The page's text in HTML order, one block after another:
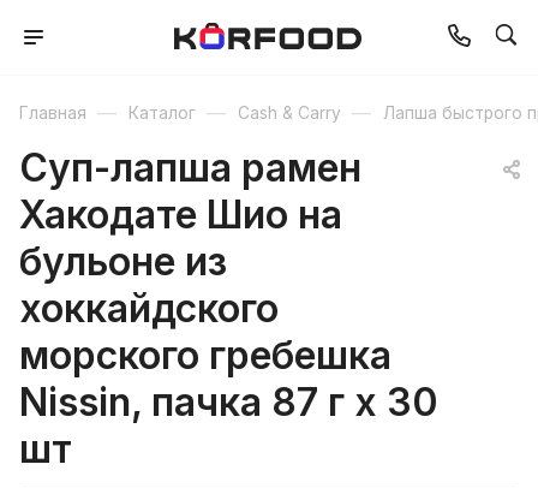
Главная — Каталог — Cash & Carry — Лапша быстрого
Суп-лапша рамен
Хакодате Шио на
бульоне из
хоккайдского
морского гребешка
Nissin, пачка 87 г х 30
шт